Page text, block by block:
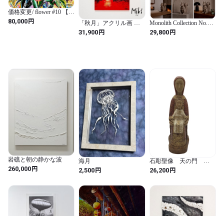
価格変更/ flower #10 【絵
画/アート】
80,000円
「秋月」アクリル画 原
画 赤 風景画 山 金箔 和
風 個性的 和モダンイン
31,900円
Monolith Collection No.04
squirrel
29,800円
岩礁と朝の静かな波
260,000円
海月
2,500円
石彫聖像 天の門
20cm／ベトレヘム修道
会ノートルダム・ド・ピ
ス）
26,200円